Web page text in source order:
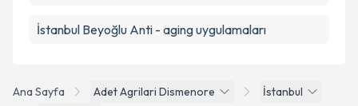
Ana Sayfa Adet Agrilari Dismenore
İstanbul
İstanbul Beyoğlu Anti - aging uygulamaları